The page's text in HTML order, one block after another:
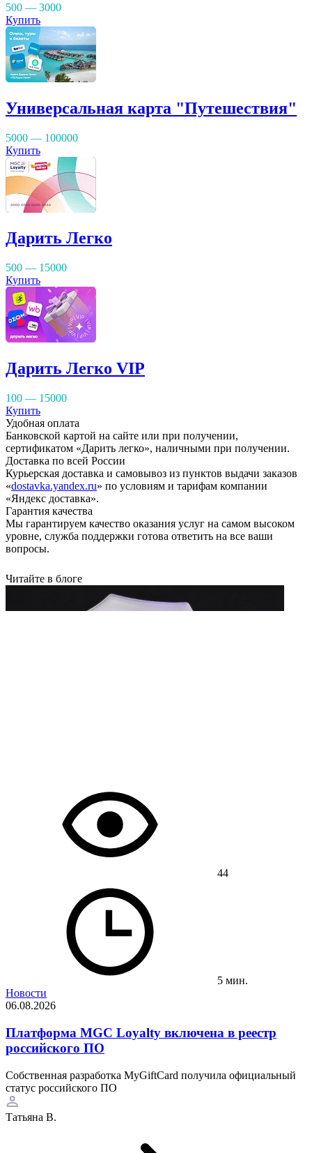
500 — 3000
Купить
Универсальная карта "Путешествия"
5000 — 100000
Купить
Дарить Легко
500 — 15000
Купить
Дарить Легко VIP
100 — 15000
Купить
Удобная оплата
Банковской картой на сайте или при получении,
сертификатом «Дарить легко», наличными при получении.
Доставка по всей России
Курьерская доставка и самовывоз из пунктов выдачи заказов
«dostavka.yandex.ru» по условиям и тарифам компании
«Яндекс доставка».
Гарантия качества
Мы гарантируем качество оказания услуг на самом высоком
уровне, служба поддержки готова ответить на все ваши
вопросы.
Читайте в блоге
44
5 мин.
Новости
06.08.2026
Платформа MGC Loyalty включена в реестр
российского ПО
Собственная разработка MyGiftCard получила официальный
статус российского ПО
Татьяна В.